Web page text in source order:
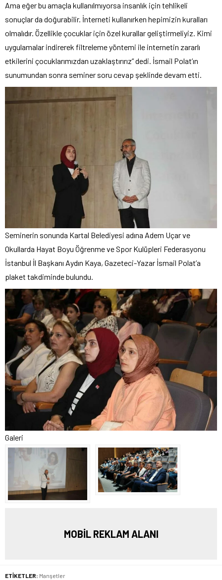
Ama eğer bu amaçla kullanılmıyorsa insanlık için tehlikeli
sonuçlar da doğurabilir. İnterneti kullanırken hepimizin kuralları
olmalıdır. Özellikle çocuklar için özel kurallar geliştirmeliyiz. Kimi
uygulamalar indirerek filtreleme yöntemi ile internetin zararlı
etkilerini çocuklarımızdan uzaklaştırırız” dedi. İsmail Polat’ın
sunumundan sonra seminer soru cevap şeklinde devam etti.
Seminerin sonunda Kartal Belediyesi adına Adem Uçar ve
Okullarda Hayat Boyu Öğrenme ve Spor Kulüpleri Federasyonu
İstanbul İl Başkanı Aydın Kaya, Gazeteci-Yazar İsmail Polat’a
plaket takdiminde bulundu.
Galeri
MOBİL REKLAM ALANI
ETİKETLER: Manşetler